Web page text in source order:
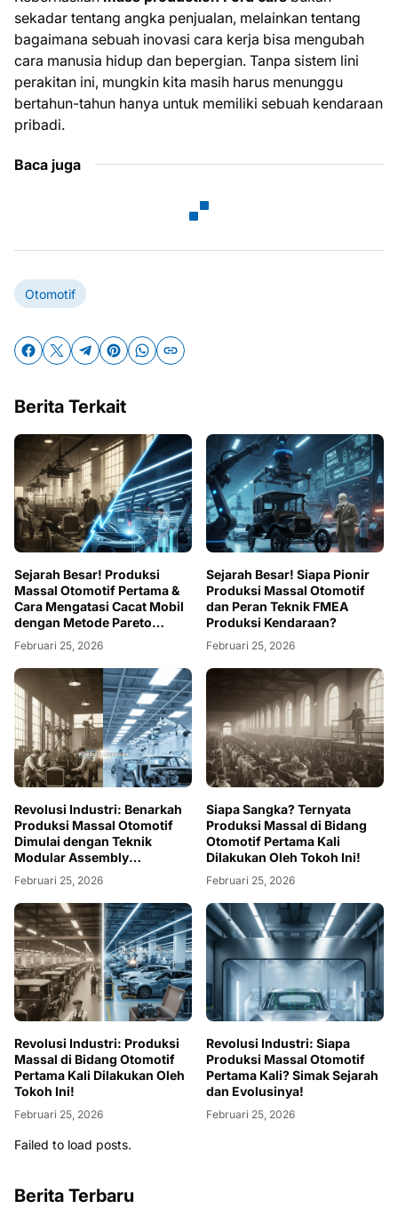
sekadar tentang angka penjualan, melainkan tentang
bagaimana sebuah inovasi cara kerja bisa mengubah
cara manusia hidup dan bepergian. Tanpa sistem lini
perakitan ini, mungkin kita masih harus menunggu
bertahun-tahun hanya untuk memiliki sebuah kendaraan
pribadi.
Baca juga
Otomotif
Berita Terkait
Sejarah Besar! Produksi
Massal Otomotif Pertama &
Cara Mengatasi Cacat Mobil
dengan Metode Pareto
Analysis
Februari 25, 2026
Sejarah Besar! Siapa Pionir
Produksi Massal Otomotif
dan Peran Teknik FMEA
Produksi Kendaraan?
Februari 25, 2026
Revolusi Industri: Benarkah
Produksi Massal Otomotif
Dimulai dengan Teknik
Modular Assembly
Kendaraan?
Februari 25, 2026
Siapa Sangka? Ternyata
Produksi Massal di Bidang
Otomotif Pertama Kali
Dilakukan Oleh Tokoh Ini!
Februari 25, 2026
Revolusi Industri: Produksi
Massal di Bidang Otomotif
Pertama Kali Dilakukan Oleh
Tokoh Ini!
Februari 25, 2026
Revolusi Industri: Siapa
Produksi Massal Otomotif
Pertama Kali? Simak Sejarah
dan Evolusinya!
Februari 25, 2026
Failed to load posts.
Berita Terbaru